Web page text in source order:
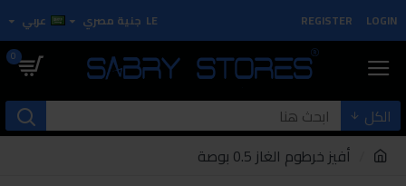
LOGIN
REGISTER
LE جنية مصري عربي
0
الكل
أفيز خرطوم الغاز 0.5 بوصة